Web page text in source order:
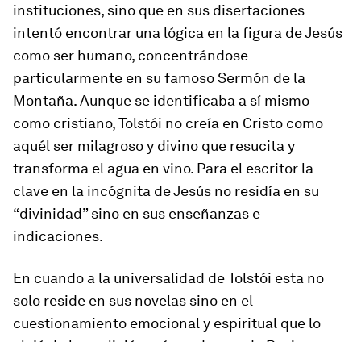
instituciones, sino que en sus disertaciones
intentó encontrar una lógica en la figura de Jesús
como ser humano, concentrándose
particularmente en su famoso Sermón de la
Montaña. Aunque se identificaba a sí mismo
como cristiano, Tolstói no creía en Cristo como
aquél ser milagroso y divino que resucita y
transforma el agua en vino. Para el escritor la
clave en la incógnita de Jesús no residía en su
“divinidad” sino en sus enseñanzas e
indicaciones.
En cuando a la universalidad de Tolstói esta no
solo reside en sus novelas sino en el
cuestionamiento emocional y espiritual que lo